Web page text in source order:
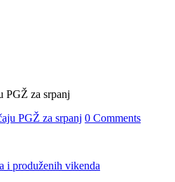
PGŽ za srpanj 0 Comments
i produženih vikenda